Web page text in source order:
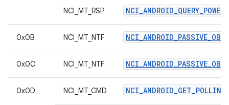
NCI_MT_RSP
0x0B NCI_MT_NTF
0x0C NCI_MT_NTF
0x0D NCI_MT_CMD